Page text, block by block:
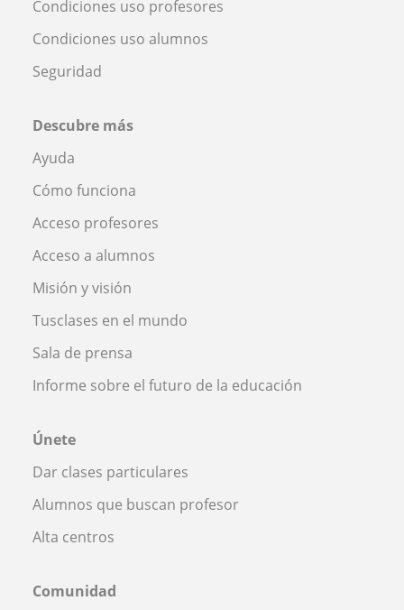
Condiciones uso profesores
Condiciones uso alumnos
Seguridad
Descubre más
Ayuda
Cómo funciona
Acceso profesores
Acceso a alumnos
Misión y visión
Tusclases en el mundo
Sala de prensa
Informe sobre el futuro de la educación
Únete
Dar clases particulares
Alumnos que buscan profesor
Alta centros
Comunidad